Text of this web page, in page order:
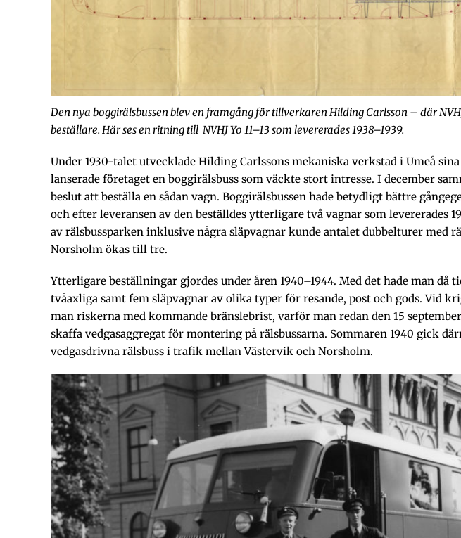
Den nya boggirälsbussen blev en framgång för tillverkaren Hilding Carlsson – där
beställare. Här ses en ritning till NVHJ Yo 11–13 som levererades 1938–1939.
Under 1930-talet utvecklade Hilding Carlssons mekaniska verkstad i Umeå sina
lanserade företaget en boggirälsbuss som väckte stort intresse. I december
beslut att beställa en sådan vagn. Boggirälsbussen hade betydligt bättre
och efter leveransen av den beställdes ytterligare två vagnar som levererades
av rälsbussparken inklusive några släpvagnar kunde antalet dubbelturer med
Norsholm ökas till tre.
Ytterligare beställningar gjordes under åren 1940–1944. Med det hade man då
tvåaxliga samt fem släpvagnar av olika typer för resande, post och gods. Vid
man riskerna med kommande bränslebrist, varför man redan den 15
skaffa vedgasaggregat för montering på rälsbussarna. Sommaren 1940 gick
vedgasdrivna rälsbuss i trafik mellan Västervik och Norsholm.